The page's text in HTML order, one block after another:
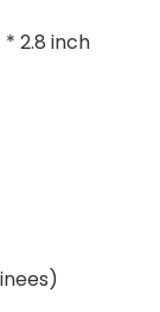
2.8 inch